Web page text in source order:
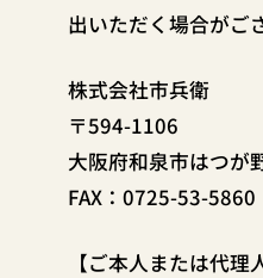
出いただく場合がご
株式会社市兵衛
〒594-1106
大阪府和泉市はつが
FAX：0725-53-5860
【ご本人または代理